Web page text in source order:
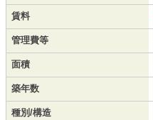
賃料
管理費等
面積
築年数
種別/構造